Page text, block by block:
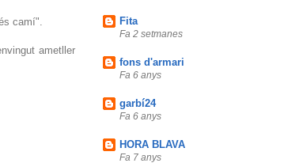
camí".
ametller
Fita
Fa 2 setmanes
fons d'armari
Fa 6 anys
garbí24
Fa 6 anys
HORA BLAVA
Fa 7 anys